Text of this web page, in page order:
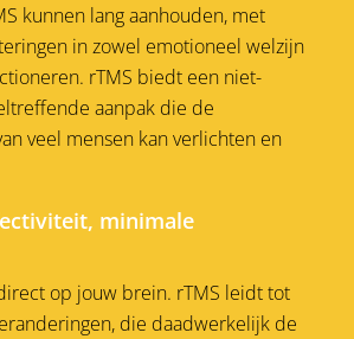
kunnen lang aanhouden, met
in zowel emotioneel welzijn
rTMS biedt een niet-
aanpak die de
veel mensen kan verlichten en
minimale
op jouw brein. rTMS leidt tot
die daadwerkelijk de